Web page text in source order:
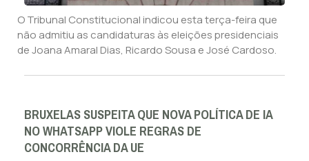
O Tribunal Constitucional indicou esta terça-feira que
não admitiu as candidaturas às eleições presidenciais
de Joana Amaral Dias, Ricardo Sousa e José Cardoso.
BRUXELAS SUSPEITA QUE NOVA POLÍTICA DE IA
NO WHATSAPP VIOLE REGRAS DE
CONCORRÊNCIA DA UE